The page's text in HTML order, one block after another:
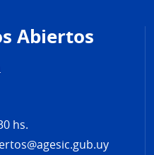
Abiertos
hs.